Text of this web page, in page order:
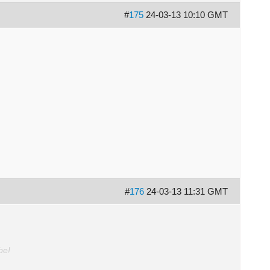
#175 24-03-13 10:10 GMT
#176 24-03-13 11:31 GMT